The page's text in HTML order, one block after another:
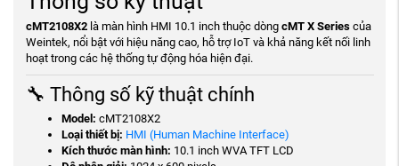
cMT2108X2là màn hình HMI 10.1 inch thuộc dòng cMT X Seriescủa
Weintek, nổi bật với hiệu năng cao, hỗ trợ IoT và khả năng kết nối linh
hoạt trong các hệ thống tự động hóa hiện đại.
🔧 Thông số kỹ thuật chính
Model: cMT2108X2
Loại thiết bị: HMI (Human Machine Interface)
Kích thước màn hình: 10.1 inch WVA TFT LCD